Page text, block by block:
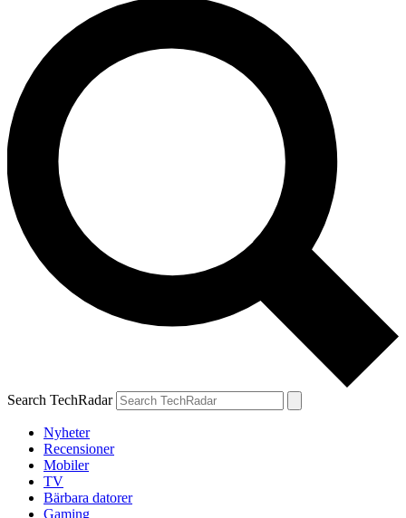
Search TechRadar
Nyheter
Recensioner
Mobiler
TV
Bärbara datorer
Gaming